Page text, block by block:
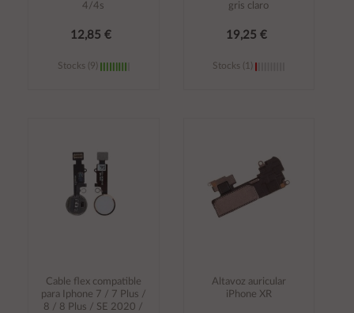
4/4s
12,85 €
Stocks (9)
gris claro
19,25 €
Stocks (1)
Cable flex compatible
para Iphone 7 / 7 Plus /
8 / 8 Plus / SE 2020 /
Altavoz auricular
iPhone XR